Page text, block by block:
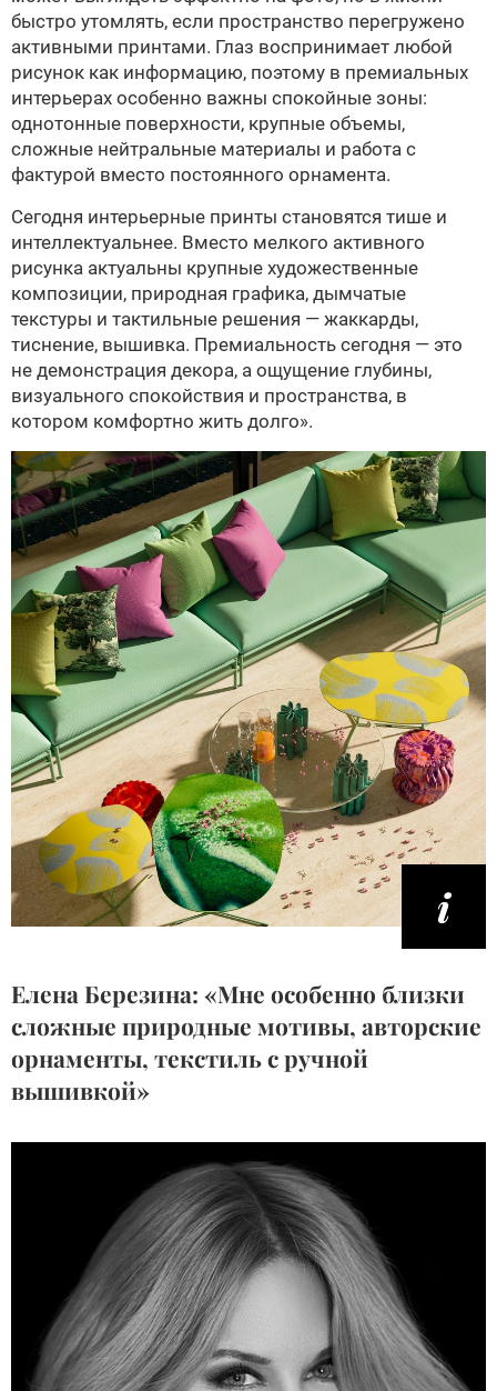
быстро утомлять, если пространство перегружено
активными принтами. Глаз воспринимает любой
рисунок как информацию, поэтому в премиальных
интерьерах особенно важны спокойные зоны:
однотонные поверхности, крупные объемы,
сложные нейтральные материалы и работа с
фактурой вместо постоянного орнамента.
Сегодня интерьерные принты становятся тише и
интеллектуальнее. Вместо мелкого активного
рисунка актуальны крупные художественные
композиции, природная графика, дымчатые
текстуры и тактильные решения — жаккарды,
тиснение, вышивка. Премиальность сегодня — это
не демонстрация декора, а ощущение глубины,
визуального спокойствия и пространства, в
котором комфортно жить долго».
Елена Березина: «Мне особенно близки
сложные природные мотивы, авторские
орнаменты, текстиль с ручной
вышивкой»